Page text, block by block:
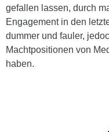
gefallen lassen, durch
Engagement in den
dummer und fauler,
Machtpositionen von
haben.